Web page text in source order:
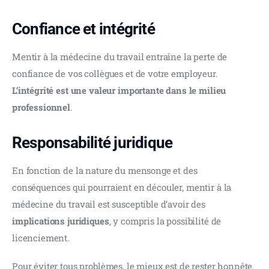
Confiance et intégrité
Mentir à la médecine du travail entraîne la perte de
confiance de vos collègues et de votre employeur.
L’intégrité est une valeur importante dans le milieu
professionnel.
Responsabilité juridique
En fonction de la nature du mensonge et des
conséquences qui pourraient en découler, mentir à la
médecine du travail est susceptible d’avoir des
implications juridiques, y compris la possibilité de
licenciement.
Pour éviter tous problèmes, le mieux est de rester honnête